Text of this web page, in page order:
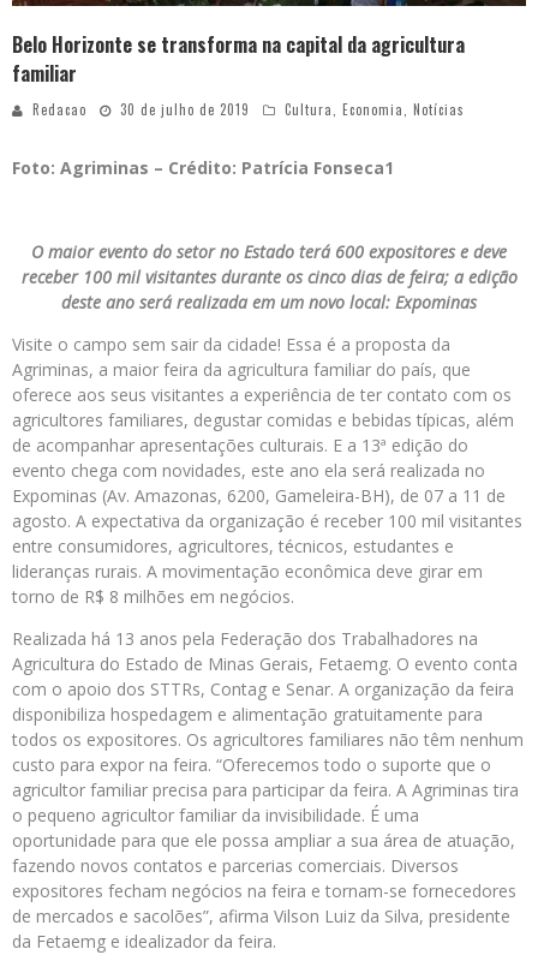
Belo Horizonte se transforma na capital da agricultura
familiar
Redacao 30 de julho de 2019 Cultura, Economia, Notícias
Foto: Agriminas – Crédito: Patrícia Fonseca1
O maior evento do setor no Estado terá 600 expositores e deve
receber 100 mil visitantes durante os cinco dias de feira; a edição
deste ano será realizada em um novo local: Expominas
Visite o campo sem sair da cidade! Essa é a proposta da
Agriminas, a maior feira da agricultura familiar do país, que
oferece aos seus visitantes a experiência de ter contato com os
agricultores familiares, degustar comidas e bebidas típicas, além
de acompanhar apresentações culturais. E a 13ª edição do
evento chega com novidades, este ano ela será realizada no
Expominas (Av. Amazonas, 6200, Gameleira-BH), de 07 a 11 de
agosto. A expectativa da organização é receber 100 mil visitantes
entre consumidores, agricultores, técnicos, estudantes e
lideranças rurais. A movimentação econômica deve girar em
torno de R$ 8 milhões em negócios.
Realizada há 13 anos pela Federação dos Trabalhadores na
Agricultura do Estado de Minas Gerais, Fetaemg. O evento conta
com o apoio dos STTRs, Contag e Senar. A organização da feira
disponibiliza hospedagem e alimentação gratuitamente para
todos os expositores. Os agricultores familiares não têm nenhum
custo para expor na feira. “Oferecemos todo o suporte que o
agricultor familiar precisa para participar da feira. A Agriminas tira
o pequeno agricultor familiar da invisibilidade. É uma
oportunidade para que ele possa ampliar a sua área de atuação,
fazendo novos contatos e parcerias comerciais. Diversos
expositores fecham negócios na feira e tornam-se fornecedores
de mercados e sacolões”, afirma Vilson Luiz da Silva, presidente
da Fetaemg e idealizador da feira.